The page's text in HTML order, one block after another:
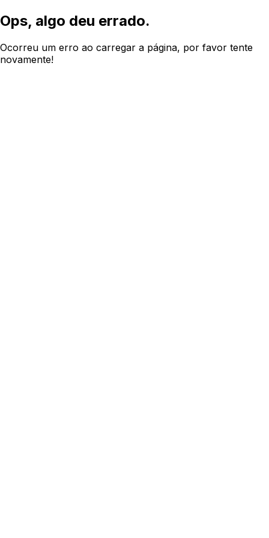
Ops, algo deu errado.
Ocorreu um erro ao carregar a página, por favor tente
novamente!